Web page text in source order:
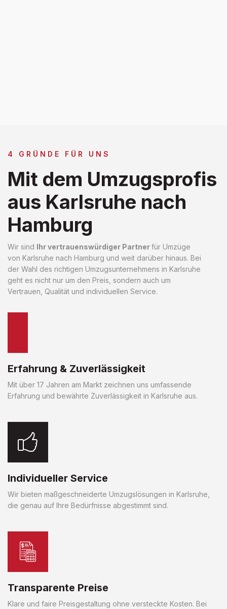
4 GRÜNDE FÜR UNS
Mit dem Umzugsprofis
aus Karlsruhe nach
Hamburg
Wir sind Ihr vertrauenswürdiger Partnerfür Umzüge
von Karlsruhe nach Hamburg und weit darüber hinaus. Bei
der Wahl des richtigen Umzugsunternehmens in Karlsruhe
geht es nicht nur um den Preis, sondern auch um
Vertrauen, Qualität und individuellen Service.
Erfahrung & Zuverlässigkeit
Mit über 17 Jahren am Markt zeichnen uns umfassende
Erfahrung und bewährte Zuverlässigkeit in Karlsruhe aus.
Individueller Service
Wir bieten maßgeschneiderte Umzugslösungen in Karlsruhe,
die genau auf Ihre Bedürfnisse abgestimmt sind.
Transparente Preise
Klare und faire Preisgestaltung ohne versteckte Kosten. Bei